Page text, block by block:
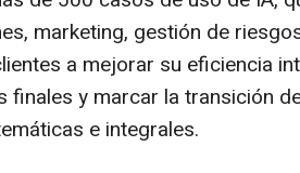
marketing, gestión de
a mejorar su eficiencia
finales y marcar la transición
e integrales.